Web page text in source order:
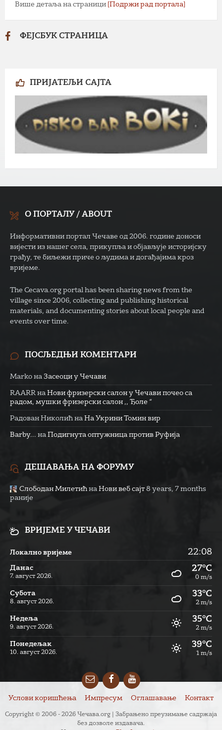
Више детаља на страници [Подржи рад портала]
ФЕЈСБУК СТРАНИЦА
ПРИЈАТЕЉИ САЈТА
О ПОРТАЛУ / ABOUT
Информативни портал Чечаве од 2006. године доноси
вијести из нашег села, прикупља и објављује историјску
грађу, те биљежи приче о људима и догађајима кроз
вријеме.
The Cecava.org portal has been sharing news from the
village since 2006, collecting and publishing historical
materials, and documenting stories about local people and
events over time.
ПОСЉЕДЊИ КОМЕНТАРИ
Marko на Засеоци у Чечави
RAARR на Нови фризерски салон у Чечави почео са
радом, мушки фризерски салон ,, Ђоле “
Радован Николић на На Укрини Томин вир
Barby... на Подигнута оптужница против Руфија
ДЕШАВАЊА НА ФОРУМУ
Слободан Милетић на Нови веб сајт 8 years, 7 months
раније
ВРИЈЕМЕ У ЧЕЧАВИ
Локално вријеме 22:08
Данас
7. август 2026.
27°C
0 m/s
Субота
8. август 2026.
33°C
2 m/s
Недеља
9. август 2026.
35°C
2 m/s
Понедељак
10. август 2026.
39°C
1 m/s
EmailFacebookYouTube
Услови коришћења Импресум Оглашавање Контакт
Copyright © 2006 - 2026 Чечава.org | Забрањено преузимање садржаја
без дозволе издавача.